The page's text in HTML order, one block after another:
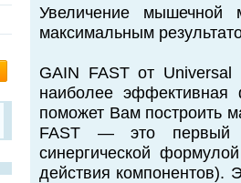
Увеличение
максимальным
GAIN FAST от
наиболее эффективная
поможет Вам построить
FAST — это первый
синергической
действия компонентов).